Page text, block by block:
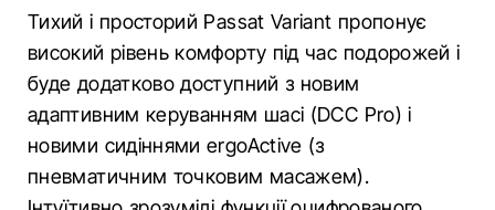
Тихий і просторий Passat Variant пропонує
високий рівень комфорту під час подорожей і
буде додатково доступний з новим
адаптивним керуванням шасі (DCC Pro) і
новими сидіннями ergoActive (з
пневматичним точковим масажем).